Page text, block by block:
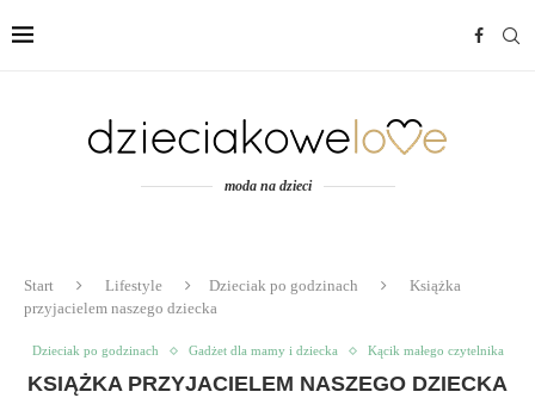
moda na dzieci
Start Lifestyle Dzieciak po godzinach
Książka
przyjacielem naszego dziecka
Dzieciak po godzinach Gadżet dla mamy i dziecka Kącik małego czytelnika
KSIĄŻKA PRZYJACIELEM NASZEGO DZIECKA